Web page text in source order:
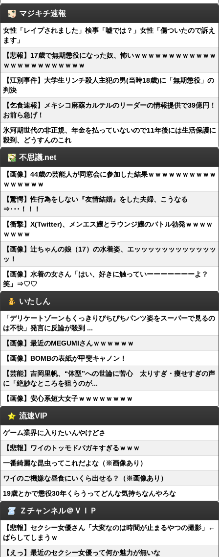
マジキチ速報
女性「レイプされました」検事「嘘では？」女性「傷ついたので訴え
ます」
【悲報】17歳で無期懲役になった奴、怖いｗｗｗｗｗｗｗｗｗｗｗｗ
ｗｗｗｗｗｗｗｗｗｗｗｗ
【江別事件】大学生リンチ殺人主犯の男(当時18歳)に「無期懲役」の
判決
【乞食速報】メキシコ麻薬カルテルのリーダーの情報提供で39億円！
お前ら急げ！
氷河期世代の非正規、年金を払っていないので11年後には生活保護に
殺到、どうすんのこれ
不思議.net
【画像】44歳の芸能人が同窓会に参加した結果ｗｗｗｗｗｗｗｗｗｗ
ｗｗｗｗｗｗ
【驚愕】性行為をしない『友情結婚』をした夫婦、こうなる
⇒･･･！！！
【衝撃】X(Twitter)、メンエス嬢とラウンジ嬢のバトル勃発ｗｗｗｗ
ｗｗｗｗ
【画像】辻ちゃんの娘（17）の水着姿、エッッッッッッッッッッッッ
ッ！
【画像】水着の女さん「はい、好きに触っていーーーーーーーよ？
笑」⇒♡♡
いたしん
「デリケートゾーンもくっきりぴちぴちパンツ姿をスーパーで見るの
は不快」発言に反論が殺到 ...
【画像】最近のMEGUMIさんｗｗｗｗｗｗ
【画像】BOMBの表紙が甲斐キャノン！
【芸能】吉岡里帆、“体型”への世論に苦心 太りすぎ・痩せすぎの声
に「絶妙なところを狙うのが...
【画像】安心系短大女子ｗｗｗｗｗｗｗｗ
流速VIP
ゲーム業界に入りたいんやけどさ
【悲報】ワイのトッモドパガキすぎるｗｗｗ
一番綺麗な昆虫ってこれだよな（※画像あり）
ワイのご機嫌な昼食にいくら出せる？（※画像あり）
19歳とかで懲役30年くらうってどんな気持ちなんやろな
Ｚチャンネル＠ＶＩＰ
【悲報】セクシー女優さん「大変なのは時間が止まるやつの撮影」←
ばらしてしまうｗ
【えっ】最近のセクシー女優って何か魅力が無いな